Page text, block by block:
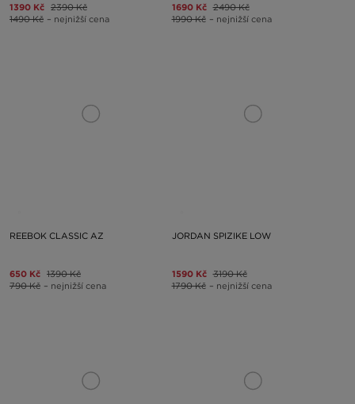
1390 Kč 2390 Kč
1490 Kč – nejnižší cena
1690 Kč 2490 Kč
1990 Kč – nejnižší cena
REEBOK CLASSIC AZ
650 Kč 1390 Kč
790 Kč – nejnižší cena
JORDAN SPIZIKE LOW
1590 Kč 3190 Kč
1790 Kč – nejnižší cena